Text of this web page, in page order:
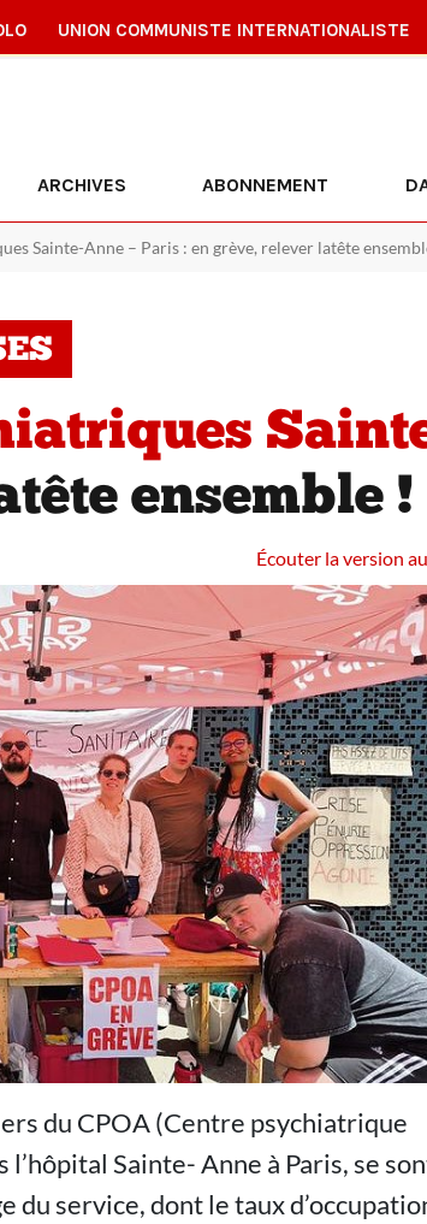
UNION COMMUNISTE INTERNATIONALISTE
ARCHIVES ABONNEMENT
Sainte-Anne – Paris : en grève, relever latête
ensemble !
Écouter la version
du CPOA (Centre psychiatrique
Sainte- Anne à Paris, se
du service, dont le taux